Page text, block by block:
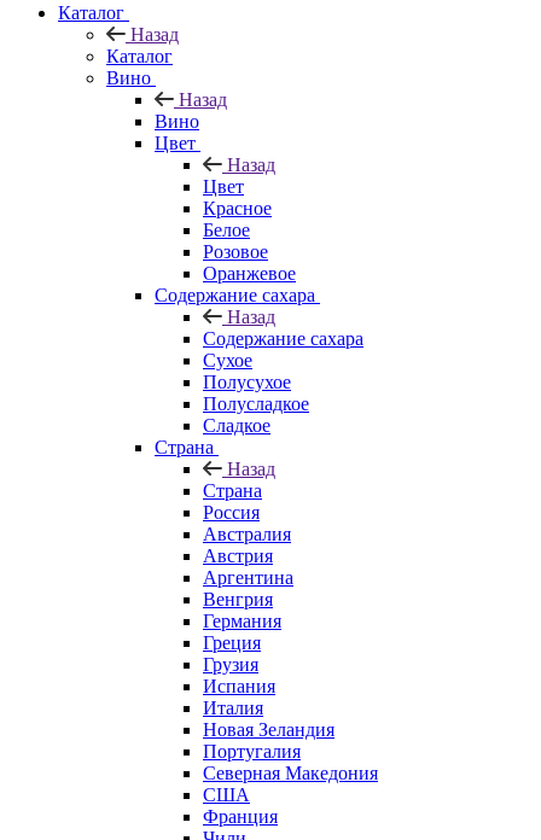
Каталог
Назад
Каталог
Вино
Назад
Вино
Цвет
Назад
Цвет
Красное
Белое
Розовое
Оранжевое
Содержание сахара
Назад
Содержание сахара
Сухое
Полусухое
Полусладкое
Сладкое
Страна
Назад
Страна
Россия
Австралия
Австрия
Аргентина
Венгрия
Германия
Греция
Грузия
Испания
Италия
Новая Зеландия
Португалия
Северная Македония
США
Франция